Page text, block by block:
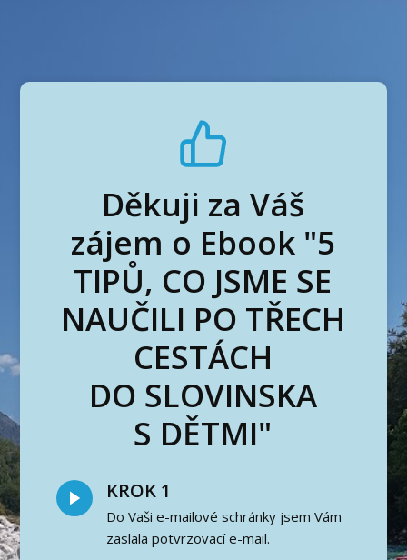
Děkuji za Váš
zájem o Ebook "5
TIPŮ, CO JSME SE
NAUČILI PO TŘECH
CESTÁCH
DO SLOVINSKA
S DĚTMI"
KROK 1
Do Vaši e-mailové schránky jsem Vám
zaslala potvrzovací e-mail.